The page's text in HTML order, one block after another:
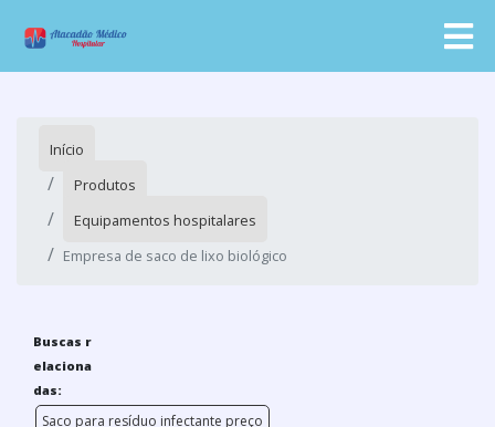
Início
Produtos
Equipamentos hospitalares
Empresa de saco de lixo biológico
Buscas r
elaciona
das:
Saco para resíduo infectante preço